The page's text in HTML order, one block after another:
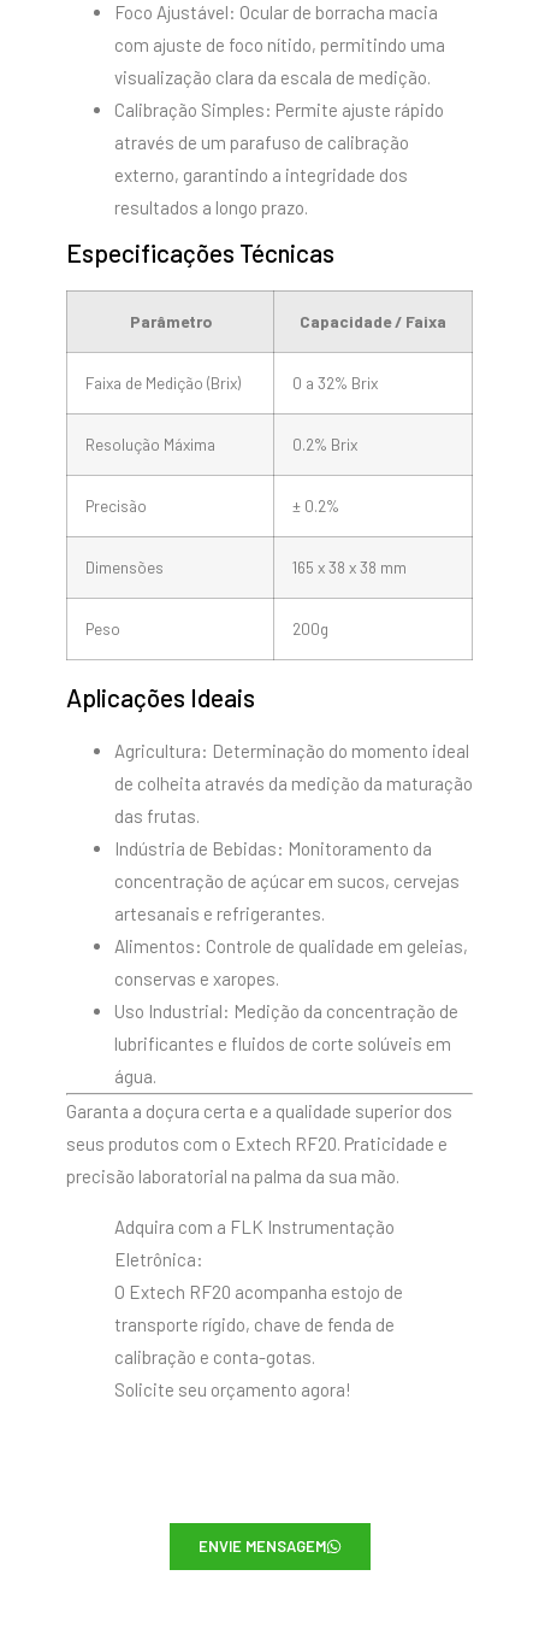
Foco Ajustável: Ocular de borracha macia
com ajuste de foco nítido, permitindo uma
visualização clara da escala de medição.
Calibração Simples: Permite ajuste rápido
através de um parafuso de calibração
externo, garantindo a integridade dos
resultados a longo prazo.
Especificações Técnicas
Parâmetro Capacidade / Faixa
Faixa de Medição (Brix) 0 a 32% Brix
Resolução Máxima 0.2% Brix
Precisão ± 0.2%
Dimensões 165 x 38 x 38 mm
Peso 200g
Aplicações Ideais
Agricultura: Determinação do momento ideal
de colheita através da medição da maturação
das frutas.
Indústria de Bebidas: Monitoramento da
concentração de açúcar em sucos, cervejas
artesanais e refrigerantes.
Alimentos: Controle de qualidade em geleias,
conservas e xaropes.
Uso Industrial: Medição da concentração de
lubrificantes e fluidos de corte solúveis em
água.
Garanta a doçura certa e a qualidade superior dos
seus produtos com o Extech RF20. Praticidade e
precisão laboratorial na palma da sua mão.
Adquira com a FLK Instrumentação
Eletrônica:
O Extech RF20 acompanha estojo de
transporte rígido, chave de fenda de
calibração e conta-gotas.
Solicite seu orçamento agora!
ENVIE MENSAGEM